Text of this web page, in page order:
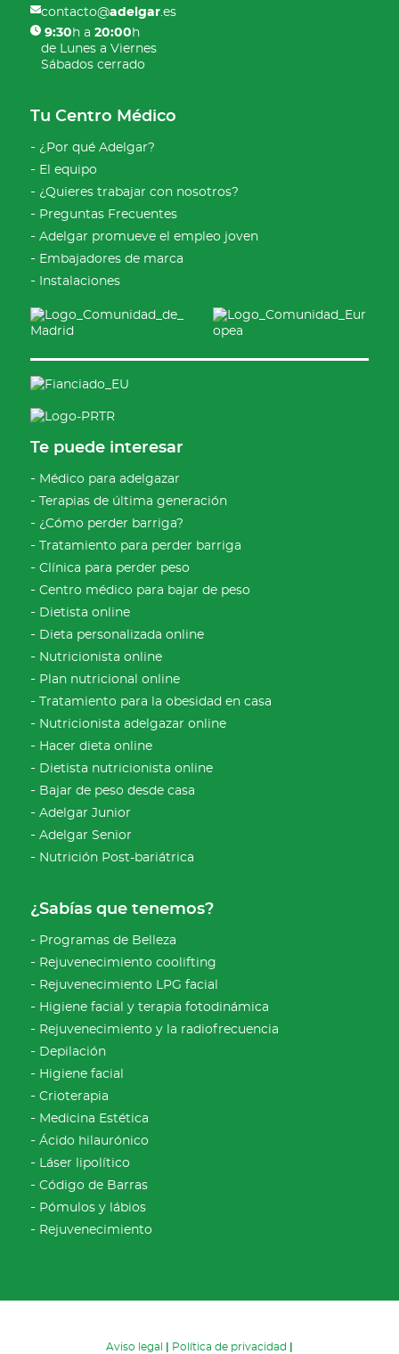
contacto@adelgar.es
9:30 h a20:00 h
de Lunes a Viernes
Sábados cerrado
Tu Centro Médico
¿Por qué Adelgar?
El equipo
¿Quieres trabajar con nosotros?
Preguntas Frecuentes
Adelgar promueve el empleo joven
Embajadores de marca
Instalaciones
Te puede interesar
Médico para adelgazar
Terapias de última generación
¿Cómo perder barriga?
Tratamiento para perder barriga
Clínica para perder peso
Centro médico para bajar de peso
Dietista online
Dieta personalizada online
Nutricionista online
Plan nutricional online
Tratamiento para la obesidad en casa
Nutricionista adelgazar online
Hacer dieta online
Dietista nutricionista online
Bajar de peso desde casa
Adelgar Junior
Adelgar Senior
Nutrición Post-bariátrica
¿Sabías que tenemos?
Programas de Belleza
Rejuvenecimiento coolifting
Rejuvenecimiento LPG facial
Higiene facial y terapia fotodinámica
Rejuvenecimiento y la radiofrecuencia
Depilación
Higiene facial
Crioterapia
Medicina Estética
Ácido hilaurónico
Láser lipolítico
Código de Barras
Pómulos y lábios
Rejuvenecimiento
Aviso legal Política de privacidad